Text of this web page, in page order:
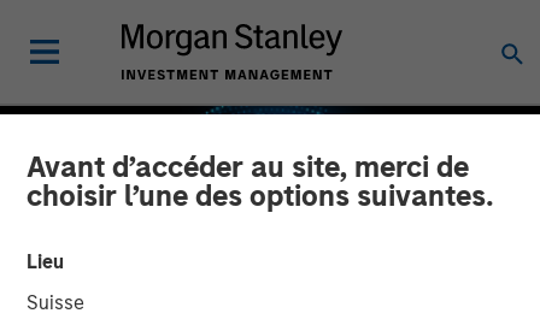
Avant d’accéder au site, merci de
choisir l’une des options suivantes.
Lieu
Suisse